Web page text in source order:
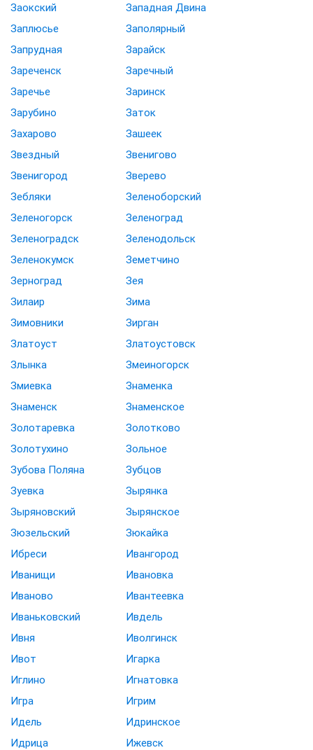
Заокский
Западная Двина
Заплюсье
Заполярный
Запрудная
Зарайск
Зареченск
Заречный
Заречье
Заринск
Зарубино
Заток
Захарово
Зашеек
Звездный
Звенигово
Звенигород
Зверево
Зебляки
Зеленоборский
Зеленогорск
Зеленоград
Зеленоградск
Зеленодольск
Зеленокумск
Земетчино
Зерноград
Зея
Зилаир
Зима
Зимовники
Зирган
Златоуст
Златоустовск
Злынка
Змеиногорск
Змиевка
Знаменка
Знаменск
Знаменское
Золотаревка
Золотково
Золотухино
Зольное
Зубова Поляна
Зубцов
Зуевка
Зырянка
Зыряновский
Зырянское
Зюзельский
Зюкайка
Ибреси
Ивангород
Иванищи
Ивановка
Иваново
Ивантеевка
Иваньковский
Ивдель
Ивня
Иволгинск
Ивот
Игарка
Иглино
Игнатовка
Игра
Игрим
Идель
Идринское
Идрица
Ижевск